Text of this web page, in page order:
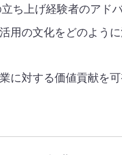
ち上げ経験者のアド
用の文化をどのよう
に対する価値貢献を